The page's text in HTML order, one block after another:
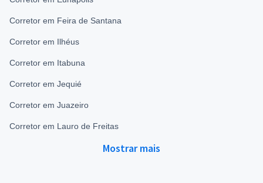
Corretor em Feira de Santana
Corretor em Ilhéus
Corretor em Itabuna
Corretor em Jequié
Corretor em Juazeiro
Corretor em Lauro de Freitas
Mostrar mais